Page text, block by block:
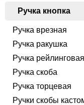
Ручка кнопка
Ручка врезная
Ручка ракушка
Ручка рейлинговая
Ручка скоба
Ручка торцевая
Ручки скобы